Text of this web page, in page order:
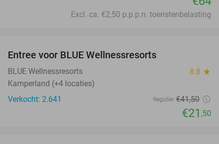
Excl. ca. €2,50 p.p.p.n. toeristenbelasting
Entree voor BLUE Wellnessresorts
BLUE Wellnessresorts 8.8 star
Kamperland (+4 locaties)
Verkocht: 2.641
Regulier €41,50
€21 ,50